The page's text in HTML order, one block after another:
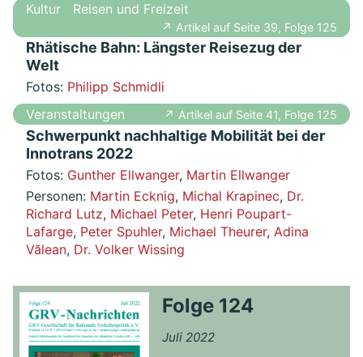
Kultur
Reisen und Freizeit
↗ Artikel auf Seite 39, Folge 125
Rhätische Bahn: Längster Reisezug der
Welt
Fotos: Philipp Schmidli
Veranstaltungen
↗ Artikel auf Seite 41, Folge 125
Schwerpunkt nachhaltige Mobilität bei der
Innotrans 2022
Fotos: Gunther Ellwanger, Martin Ellwanger
Personen: Martin Ecknig, Michal Krapinec, Dr.
Richard Lutz, Michael Peter, Henri Poupart-
Lafarge, Peter Spuhler, Michael Theurer, Adina
Vălean, Dr. Volker Wissing
Folge 124
Juli 2022